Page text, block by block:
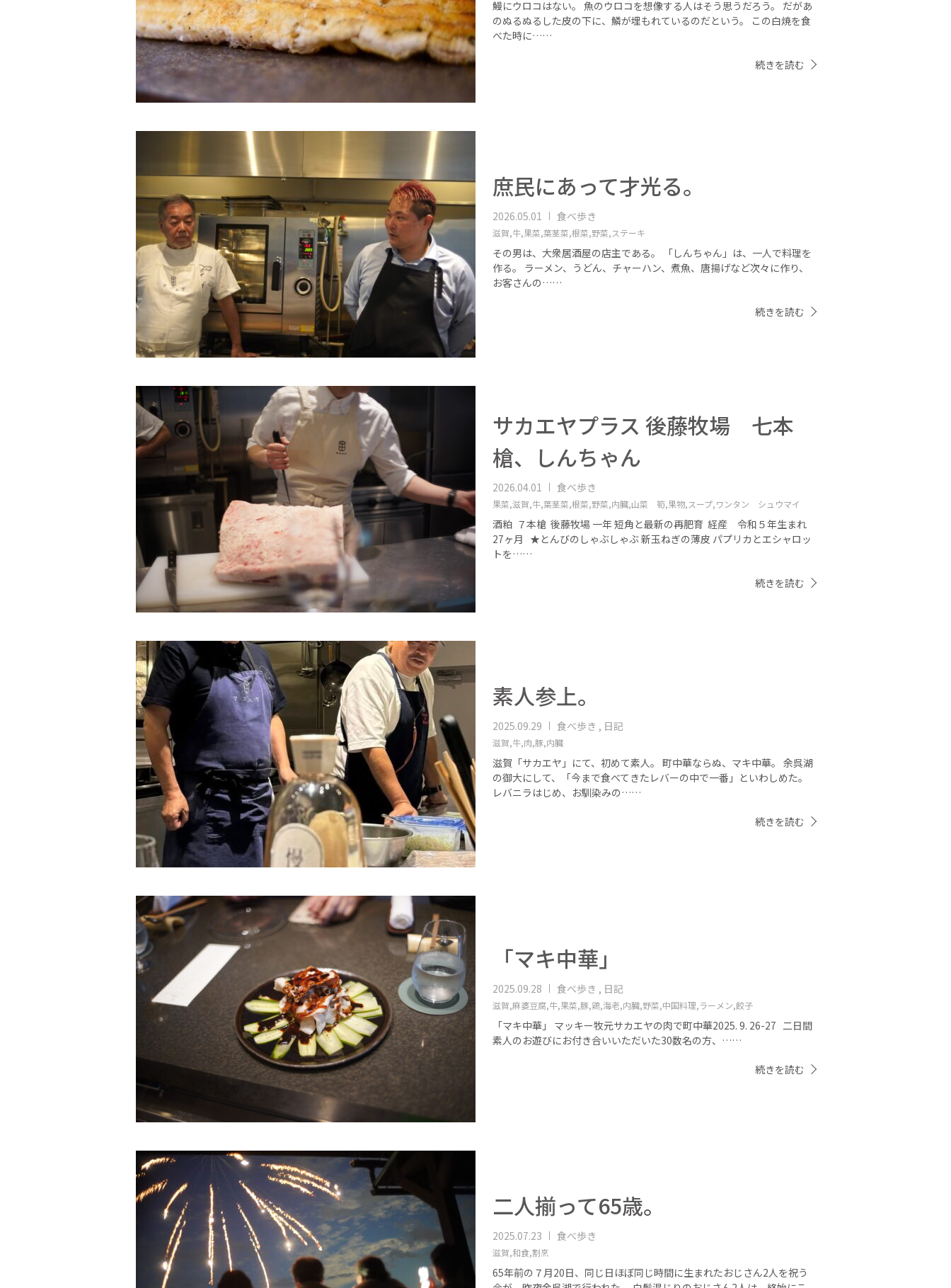
鰻にウロコはない。 魚のウロコを想像する人はそう思うだろう。 だがあ
のぬるぬるした皮の下に、鱗が埋もれているのだという。 この白焼を食
べた時に……
続きを読む
庶民にあって才光る。
2026.05.01 食べ歩き
滋賀,牛,果菜,葉茎菜,根菜,野菜,ステーキ
その男は、大衆居酒屋の店主である。 「しんちゃん」は、一人で料理を
作る。 ラーメン、うどん、チャーハン、煮魚、唐揚げなど次々に作り、
お客さんの……
続きを読む
サカエヤプラス 後藤牧場 七本
槍、しんちゃん
2026.04.01 食べ歩き
果菜,滋賀,牛,葉茎菜,根菜,野菜,内臓,山菜 筍,果物,スープ,ワンタン シュウマイ
酒粕 ７本槍 後藤牧場 一年 短角と最新の再肥育 経産 令和５年生まれ
27ヶ月 ★とんびのしゃぶしゃぶ 新玉ねぎの薄皮 パプリカとエシャロッ
トを……
続きを読む
素人参上。
2025.09.29 食べ歩き , 日記
滋賀,牛,肉,豚,内臓
滋賀「サカエヤ」にて、初めて素人。 町中華ならぬ、マキ中華。 余呉湖
の御大にして、「今まで食べてきたレバーの中で一番」といわしめた。
レバニラはじめ、お馴染みの……
続きを読む
「マキ中華」
2025.09.28 食べ歩き , 日記
滋賀,麻婆豆腐,牛,果菜,豚,鶏,海老,内臓,野菜,中国料理,ラーメン,餃子
「マキ中華」 マッキー牧元サカエヤの肉で町中華2025. 9. 26-27 二日間
素人のお遊びにお付き合いいただいた30数名の方、……
続きを読む
二人揃って65歳。
2025.07.23 食べ歩き
滋賀,和食,割烹
65年前の７月20日、同じ日ほぼ同じ時間に生まれたおじさん2人を祝う